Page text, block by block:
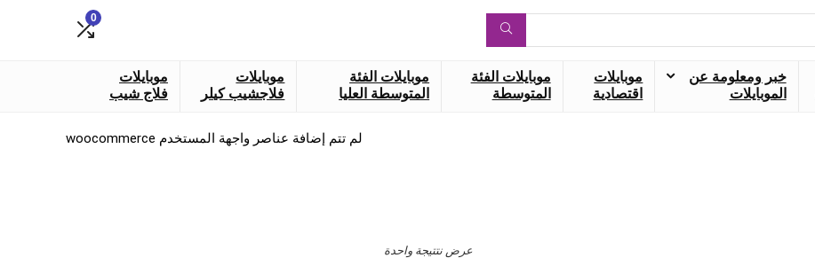
0
خبر ومعلومة عن
الموبايلات
موبايلات
اقتصادية
موبايلات الفئة
المتوسطة
موبايلات الفئة
المتوسطة العليا
موبايلات
فلاجشيب كيلر
موبايلات
فلاج شيب
عرض نتتيجة واحدة
لم تتم إضافة عناصر واجهة المستخدم woocommerce